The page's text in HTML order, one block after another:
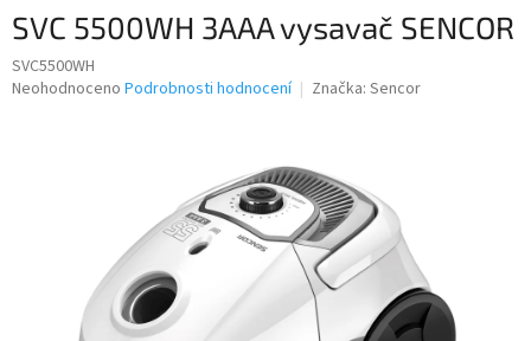
SVC 5500WH 3AAA vysavač SENCOR
SVC5500WH
Průměrné
Neohodnoceno Podrobnosti hodnocení Značka: Sencor